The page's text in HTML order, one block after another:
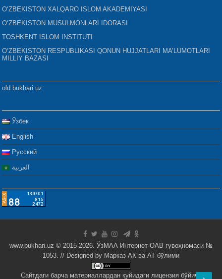
O‘ZBEKISTON XALQARO ISLOM AKADEMIYASI
O‘ZBEKISTON MUSULMONLARI IDORASI
TOSHKENT ISLOM INSTITUTI
O‘ZBEKISTON RESPUBLIKASI QONUN HUJJATLARI MA’LUMOTLARI
MILLIY BAZASI
old.bukhari.uz
Ўзбек
English
Русский
العربية
www.bukhari.uz © 2015-2026. ЎзМАА Интернет-ОАВ гувоҳномаси №
1053. // Designed by Марказ АК ва АТ бўлими
Сайтдаги барча материаллардан қуйидаги лицензия бўйича